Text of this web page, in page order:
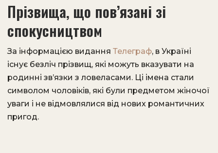
Прізвища, що пов’язані зі
спокусництвом
За інформацією видання Телеграф, в Україні
існує безліч прізвищ, які можуть вказувати на
родинні зв’язки з ловеласами. Ці імена стали
символом чоловіків, які були предметом жіночої
уваги і не відмовлялися від нових романтичних
пригод.